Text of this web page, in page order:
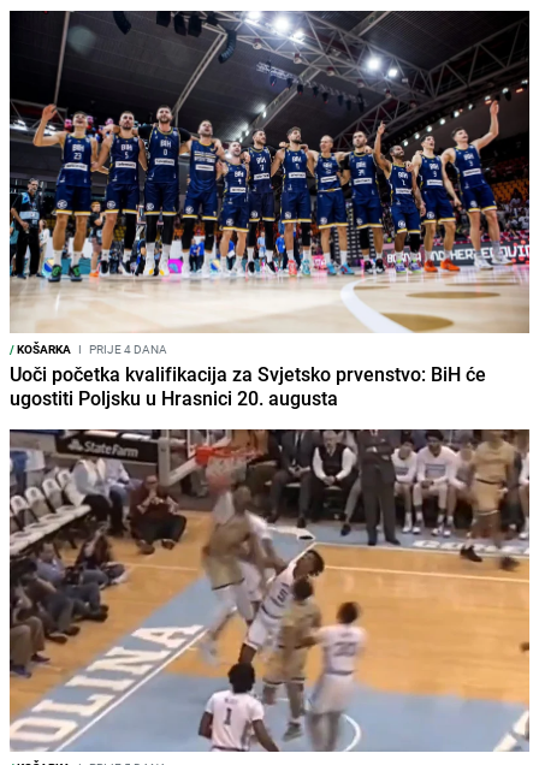
/KOŠARKA I PRIJE 4 DANA
Uoči početka kvalifikacija za Svjetsko prvenstvo: BiH će
ugostiti Poljsku u Hrasnici 20. augusta